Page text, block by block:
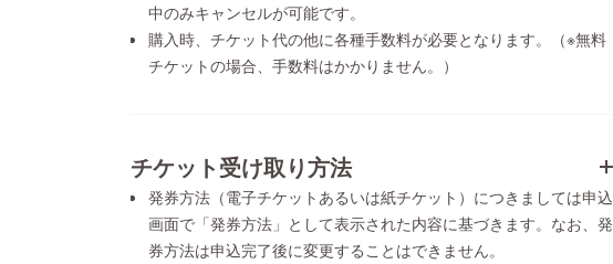
中のみキャンセルが可能です。
購入時、チケット代の他に各種手数料が必要となります。（※無料
チケットの場合、手数料はかかりません。）
チケット受け取り方法
発券方法（電子チケットあるいは紙チケット）につきましては申込
画面で「発券方法」として表示された内容に基づきます。なお、発
券方法は申込完了後に変更することはできません。